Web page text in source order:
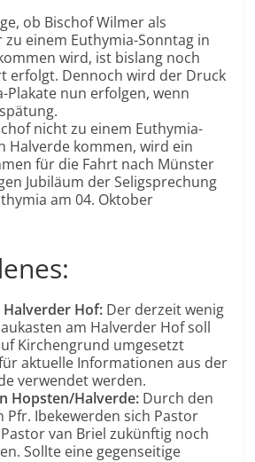
ob Bischof Wilmer als
zu einem Euthymia-Sonntag in
wird, ist bislang noch
erfolgt. Dennoch wird der Druck
Plakate nun erfolgen, wenn
nicht zu einem Euthymia-
Halverde kommen, wird ein
für die Fahrt nach Münster
Jubiläum der Seligsprechung
am 04. Oktober
Halverder Hof: Der derzeit wenig
am Halverder Hof soll
Kirchengrund umgesetzt
aktuelle Informationen aus der
verwendet werden.
Hopsten/Halverde: Durch den
Pfr. Ibekewerden sich Pastor
van Briel zukünftig noch
Sollte eine gegenseitige